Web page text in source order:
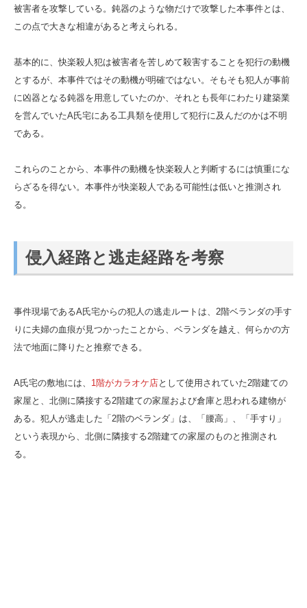
被害者を攻撃している。鈍器のような物だけで攻撃した本事件とは、
この点で大きな相違があると考えられる。
基本的に、快楽殺人犯は被害者を苦しめて殺害することを犯行の動機
とするが、本事件ではその動機が明確ではない。そもそも犯人が事前
に凶器となる鈍器を用意していたのか、それとも長年にわたり建築業
を営んでいたA氏宅にある工具類を使用して犯行に及んだのかは不明
である。
これらのことから、本事件の動機を快楽殺人と判断するには慎重にな
らざるを得ない。本事件が快楽殺人である可能性は低いと推測され
る。
侵入経路と逃走経路を考察
事件現場であるA氏宅からの犯人の逃走ルートは、2階ベランダの手す
りに夫婦の血痕が見つかったことから、ベランダを越え、何らかの方
法で地面に降りたと推察できる。
A氏宅の敷地には、 1階がカラオケ店として使用されていた2階建ての
家屋と、北側に隣接する2階建ての家屋および倉庫と思われる建物が
ある。犯人が逃走した「2階のベランダ」は、「腰高」、「手すり」
という表現から、北側に隣接する2階建ての家屋のものと推測され
る。